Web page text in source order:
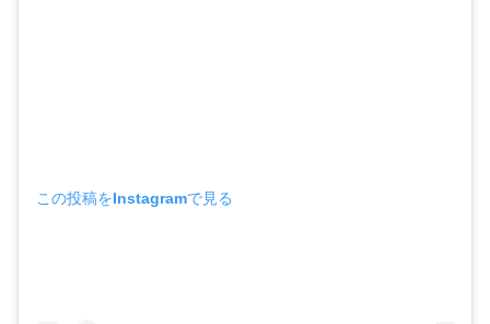
この投稿をInstagramで見る